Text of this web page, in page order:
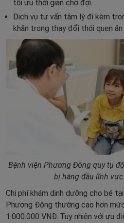
tối ưu thời gian chờ đợi.
Dịch vụ tư vấn tâm lý đi kèm
khăn trong thay đổi thói quen ăn
Bệnh viện Phương Đông quy tụ
bị hàng đầu lĩnh
Chi phí khám dinh dưỡng cho bé
Phương Đông thường cao hơn
1.000.000 VNĐ. Tuy nhiên với ưu